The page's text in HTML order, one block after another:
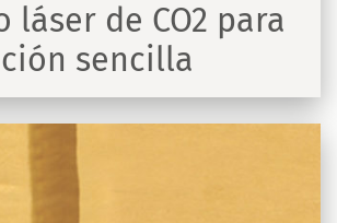
láser de CO2 para
sencilla